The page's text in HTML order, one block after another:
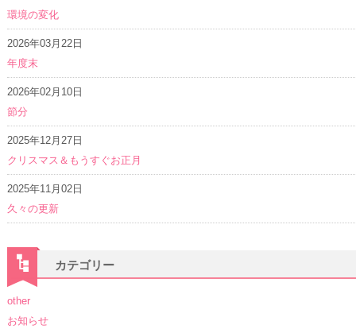
環境の変化
2026年03月22日
年度末
2026年02月10日
節分
2025年12月27日
クリスマス＆もうすぐお正月
2025年11月02日
久々の更新
カテゴリー
other
お知らせ